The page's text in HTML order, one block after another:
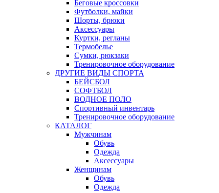
Беговые кроссовки
Футболки, майки
Шорты, брюки
Аксессуары
Куртки, регланы
Термобелье
Сумки, рюкзаки
Тренировочное оборудование
ДРУГИЕ ВИДЫ СПОРТА
БЕЙСБОЛ
СОФТБОЛ
ВОДНОЕ ПОЛО
Спортивный инвентарь
Тренировочное оборудование
КАТАЛОГ
Мужчинам
Обувь
Одежда
Аксессуары
Женщинам
Обувь
Одежда